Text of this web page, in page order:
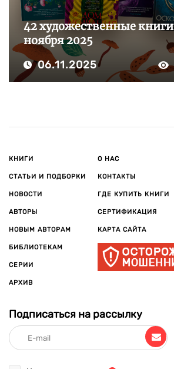
42 художественные книги
ноября 2025
06.11.2025
КНИГИ
СТАТЬИ И ПОДБОРКИ
НОВОСТИ
АВТОРЫ
НОВЫМ АВТОРАМ
БИБЛИОТЕКАМ
СЕРИИ
АРХИВ
О НАС
КОНТАКТЫ
ГДЕ КУПИТЬ КНИГИ
СЕРТИФИКАЦИЯ
КАРТА САЙТА
Подписаться на рассылку